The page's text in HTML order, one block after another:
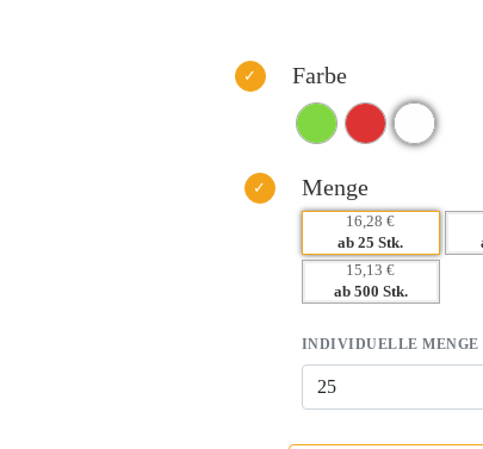
– Flexibilität und Modernität als
– Nachhaltige Werbewirkung
Farbe
Menge
16,28 €
ab 25 Stk.
15,13 €
ab 500 Stk.
INDIVIDUELLE MENGE